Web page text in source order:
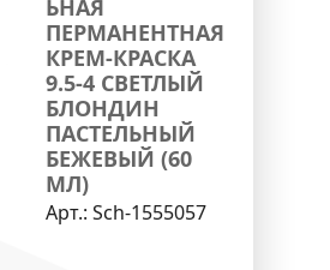
ЬНАЯ
ПЕРМАНЕНТНАЯ
КРЕМ-КРАСКА
9.5-4 СВЕТЛЫЙ
БЛОНДИН
ПАСТЕЛЬНЫЙ
БЕЖЕВЫЙ (60
МЛ)
Арт.: Sch-1555057